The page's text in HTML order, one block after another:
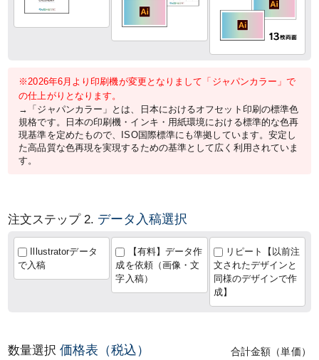
※2026年6月より印刷機が変更となりまして「ジャパンカラー」で
の仕上がりとなります。
→「ジャパンカラー」とは、日本におけるオフセット印刷の標準色
規格です。日本の印刷機・インキ・用紙環境における標準的な色再
現基準を定めたもので、ISO国際標準にも準拠しています。安定し
た高品質な色再現を実現するための基準として広く利用されていま
す。
注文ステップ 2. データ入稿選択
Illustratorデータ
で入稿
【有料】データ作
成を依頼（画像・文
字入稿）
リピート【以前注
文されたデザインと
同様のデザインで作
成】
数量選択価格表（税込） 合計金額（単価）